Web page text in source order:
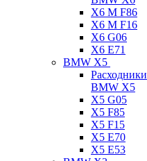
X6 M F86
X6 M F16
X6 G06
X6 E71
BMW X5
Расходники
BMW X5
X5 G05
X5 F85
X5 F15
X5 E70
X5 E53